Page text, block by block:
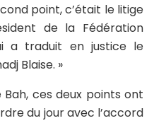
point, c’était le litige
de la Fédération
a traduit en justice le
Blaise. »
Bah, ces deux points ont
du jour avec l’accord